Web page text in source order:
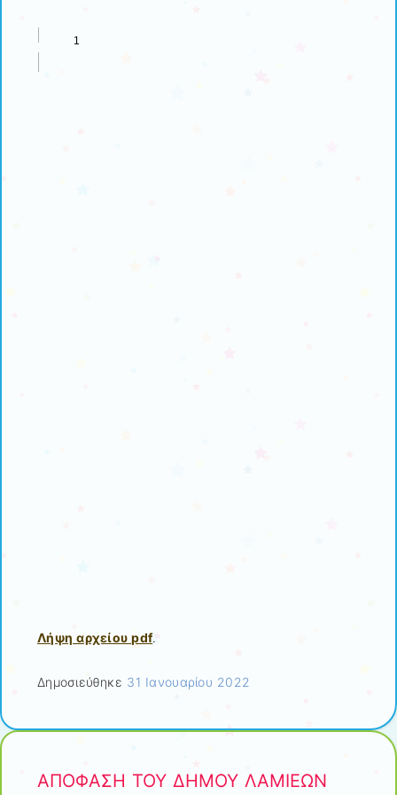
Λήψη αρχείου pdf.
Δημοσιεύθηκε 31 Ιανουαρίου 2022
ΑΠΟΦΑΣΗ ΤΟΥ ΔΗΜΟΥ ΛΑΜΙΕΩΝ